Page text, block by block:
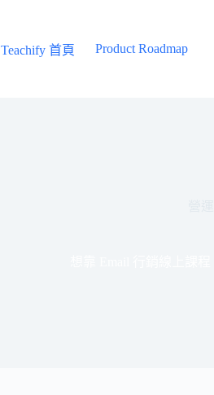
Teachify 首頁 Product Roadmap